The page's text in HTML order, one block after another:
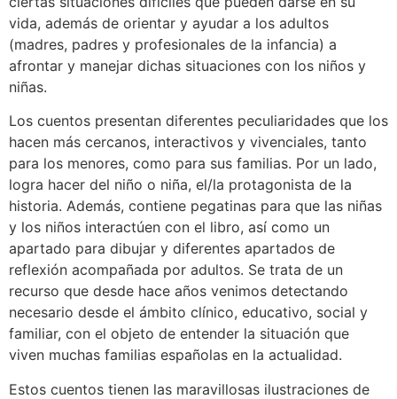
vida, además de orientar y ayudar a los adultos
(madres, padres y profesionales de la infancia) a
afrontar y manejar dichas situaciones con los niños y
niñas.
Los cuentos presentan diferentes peculiaridades que los
hacen más cercanos, interactivos y vivenciales, tanto
para los menores, como para sus familias. Por un lado,
logra hacer del niño o niña, el/la protagonista de la
historia. Además, contiene pegatinas para que las niñas
y los niños interactúen con el libro, así como un
apartado para dibujar y diferentes apartados de
reflexión acompañada por adultos. Se trata de un
recurso que desde hace años venimos detectando
necesario desde el ámbito clínico, educativo, social y
familiar, con el objeto de entender la situación que
viven muchas familias españolas en la actualidad.
Estos cuentos tienen las maravillosas ilustraciones de